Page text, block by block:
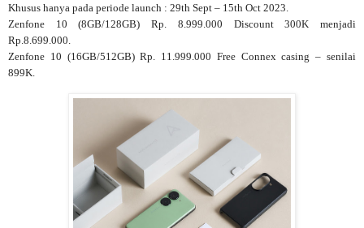
Khusus hanya pada periode launch : 29th Sept – 15th Oct 2023.
Zenfone 10 (8GB/128GB) Rp. 8.999.000 Discount 300K menjadi
Rp.8.699.000.
Zenfone 10 (16GB/512GB) Rp. 11.999.000 Free Connex casing – senilai
899K.